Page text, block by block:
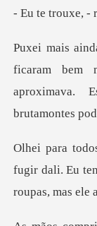
icaram bem
aproximava.
fugir dali. Eu